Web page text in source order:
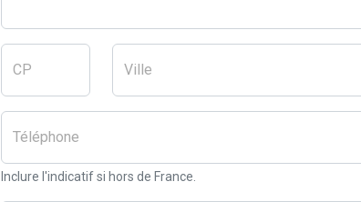
CP Ville
Téléphone
Inclure l'indicatif si hors de France.